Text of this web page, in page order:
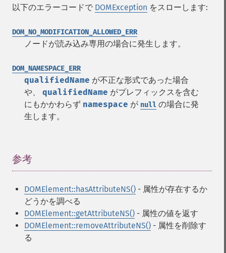
以下のエラーコードで DOMException をスローします:
DOM_NO_MODIFICATION_ALLOWED_ERR
ノードが読み込み専用の場合に発生します。
DOM_NAMESPACE_ERR
qualifiedName が不正な形式であった場合
や、 qualifiedName がプレフィックスを含む
にもかかわらず namespace が null の場合に発
生します。
参考
DOMElement::hasAttributeNS() - 属性が存在するか
どうかを調べる
DOMElement::getAttributeNS() - 属性の値を返す
DOMElement::removeAttributeNS() - 属性を削除す
る